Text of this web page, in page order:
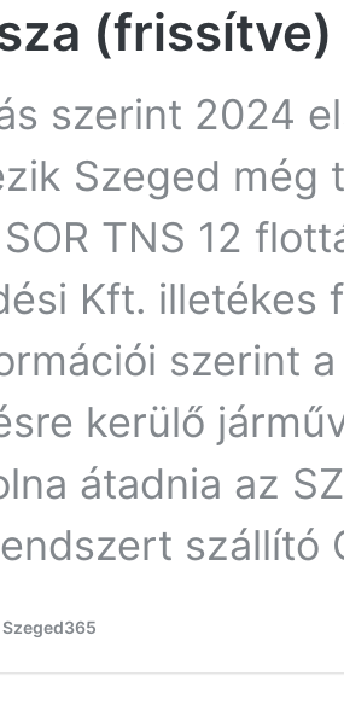
(frissítve)
szerint 2024
Szeged még
TNS 12
Kft. illetékes
szerint
kerülő
átadnia az